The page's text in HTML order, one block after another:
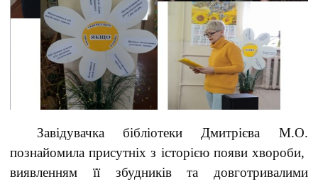
Завідувачка бібліотеки Дмитрієва М.О.
познайомила присутніх з історією появи хвороби,
виявленням її збудників та довготривалими